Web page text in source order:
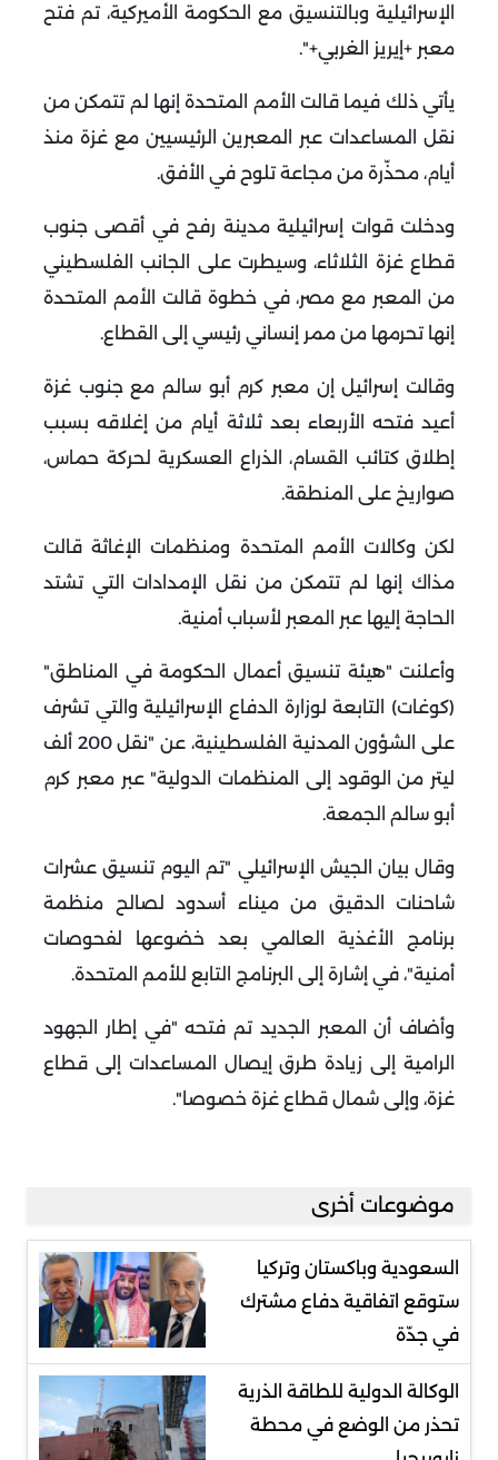
الإسرائيلية وبالتنسيق مع الحكومة الأميركية، تم فتح
معبر +إيريز الغربي+".
يأتي ذلك فيما قالت الأمم المتحدة إنها لم تتمكن من
نقل المساعدات عبر المعبرين الرئيسيين مع غزة منذ
أيام، محذّرة من مجاعة تلوح في الأفق.
ودخلت قوات إسرائيلية مدينة رفح في أقصى جنوب
قطاع غزة الثلاثاء، وسيطرت على الجانب الفلسطيني
من المعبر مع مصر، في خطوة قالت الأمم المتحدة
إنها تحرمها من ممر إنساني رئيسي إلى القطاع.
وقالت إسرائيل إن معبر كرم أبو سالم مع جنوب غزة
أعيد فتحه الأربعاء بعد ثلاثة أيام من إغلاقه بسبب
إطلاق كتائب القسام، الذراع العسكرية لحركة حماس،
صواريخ على المنطقة.
لكن وكالات الأمم المتحدة ومنظمات الإغاثة قالت
مذاك إنها لم تتمكن من نقل الإمدادات التي تشتد
الحاجة إليها عبر المعبر لأسباب أمنية.
وأعلنت "هيئة تنسيق أعمال الحكومة في المناطق"
(كوغات) التابعة لوزارة الدفاع الإسرائيلية والتي تشرف
على الشؤون المدنية الفلسطينية، عن "نقل 200 ألف
ليتر من الوقود إلى المنظمات الدولية" عبر معبر كرم
أبو سالم الجمعة.
وقال بيان الجيش الإسرائيلي "تم اليوم تنسيق عشرات
شاحنات الدقيق من ميناء أسدود لصالح منظمة
برنامج الأغذية العالمي بعد خضوعها لفحوصات
أمنية"، في إشارة إلى البرنامج التابع للأمم المتحدة.
وأضاف أن المعبر الجديد تم فتحه "في إطار الجهود
الرامية إلى زيادة طرق إيصال المساعدات إلى قطاع
غزة، وإلى شمال قطاع غزة خصوصا".
موضوعات أخرى
السعودية وباكستان وتركيا
ستوقع اتفاقية دفاع مشترك
في جدّة
الوكالة الدولية للطاقة الذرية
تحذر من الوضع في محطة